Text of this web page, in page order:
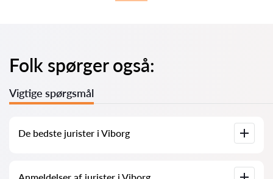
Folk spørger også:
Vigtige spørgsmål
De bedste jurister i Viborg
fuld information: priser, anmeldelser, telefonnummer og